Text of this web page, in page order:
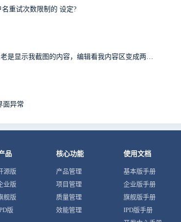
重试次数限制的 设定?
提交bug,复制链接进去，怎么老是显示我截图的内容，编辑看我内容区变成两条重复的链接，我明明只复制了一条链接，删掉重复的链接点击保存，反而显示三张截图，有毒
面异常
品
源版
业版
舰版
版
核心功能
产品管理
项目管理
质量管理
效能管理
使用文档
基本版手册
企业版手册
旗舰版手册
IPD版手册